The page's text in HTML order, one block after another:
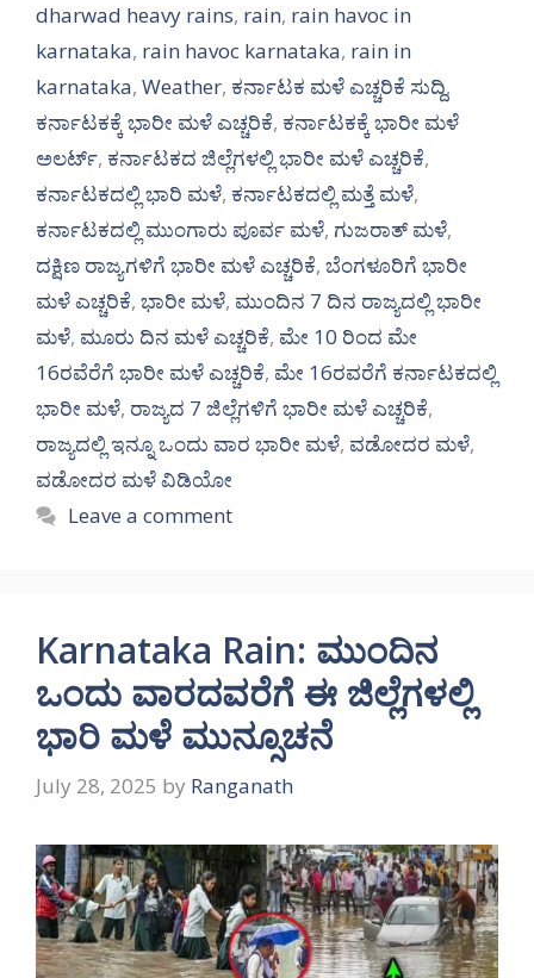
dharwad heavy rains, rain, rain havoc in
karnataka, rain havoc karnataka, rain in
karnataka, Weather, ಕರ್ನಾಟಕ ಮಳೆ ಎಚ್ಚರಿಕೆ ಸುದ್ದಿ,
ಕರ್ನಾಟಕಕ್ಕೆ ಭಾರೀ ಮಳೆ ಎಚ್ಚರಿಕೆ, ಕರ್ನಾಟಕಕ್ಕೆ ಭಾರೀ ಮಳೆ
ಅಲರ್ಟ್‌, ಕರ್ನಾಟಕದ ಜಿಲ್ಲೆಗಳಲ್ಲಿ ಭಾರೀ ಮಳೆ ಎಚ್ಚರಿಕೆ,
ಕರ್ನಾಟಕದಲ್ಲಿ ಭಾರಿ ಮಳೆ, ಕರ್ನಾಟಕದಲ್ಲಿ ಮತ್ತೆ ಮಳೆ,
ಕರ್ನಾಟಕದಲ್ಲಿ ಮುಂಗಾರು ಪೂರ್ವ ಮಳೆ, ಗುಜರಾತ್ ಮಳೆ,
ದಕ್ಷಿಣ ರಾಜ್ಯಗಳಿಗೆ ಭಾರೀ ಮಳೆ ಎಚ್ಚರಿಕೆ, ಬೆಂಗಳೂರಿಗೆ ಭಾರೀ
ಮಳೆ ಎಚ್ಚರಿಕೆ, ಭಾರೀ ಮಳೆ, ಮುಂದಿನ 7 ದಿನ ರಾಜ್ಯದಲ್ಲಿ ಭಾರೀ
ಮಳೆ, ಮೂರು ದಿನ ಮಳೆ ಎಚ್ಚರಿಕೆ, ಮೇ 10 ರಿಂದ ಮೇ
16ರವೆರೆಗೆ ಭಾರೀ ಮಳೆ ಎಚ್ಚರಿಕೆ, ಮೇ 16ರವರೆಗೆ ಕರ್ನಾಟಕದಲ್ಲಿ
ಭಾರೀ ಮಳೆ, ರಾಜ್ಯದ 7 ಜಿಲ್ಲೆಗಳಿಗೆ ಭಾರೀ ಮಳೆ ಎಚ್ಚರಿಕೆ,
ರಾಜ್ಯದಲ್ಲಿ ಇನ್ನೂ ಒಂದು ವಾರ ಭಾರೀ ಮಳೆ, ವಡೋದರ ಮಳೆ,
ವಡೋದರ ಮಳೆ ವಿಡಿಯೋ
Leave a comment
Karnataka Rain: ಮುಂದಿನ
ಒಂದು ವಾರದವರೆಗೆ ಈ ಜಿಲ್ಲೆಗಳಲ್ಲಿ
ಭಾರಿ ಮಳೆ ಮುನ್ಸೂಚನೆ
July 28, 2025 by Ranganath